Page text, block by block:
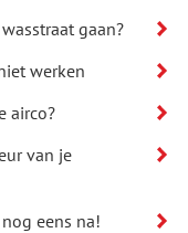
gaan?
werken
airco?
van je
eens na!